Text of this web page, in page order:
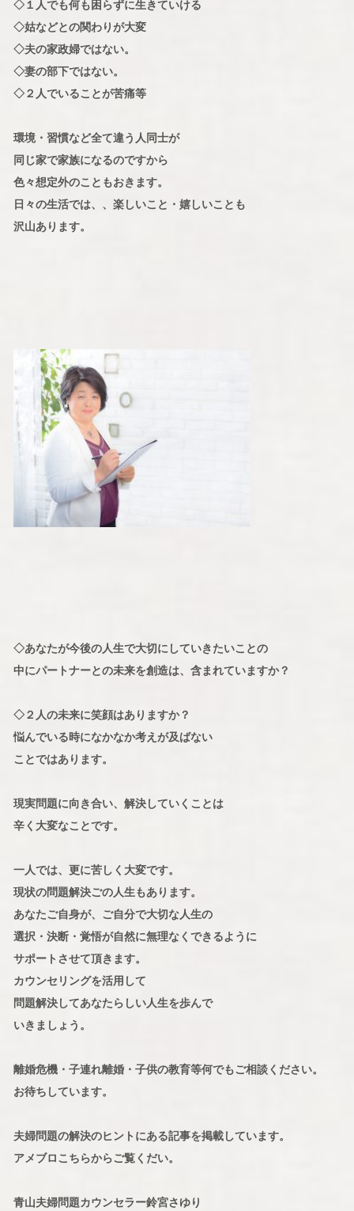
◇１人でも何も困らずに生きていける
◇姑などとの関わりが大変
◇夫の家政婦ではない。
◇妻の部下ではない。
◇２人でいることが苦痛等
環境・習慣など全て違う人同士が
同じ家で家族になるのですから
色々想定外のこともおきます。
日々の生活では、、楽しいこと・嬉しいことも
沢山あります。
◇あなたが今後の人生で大切にしていきたいことの
中にパートナーとの未来を創造は、含まれていますか？
◇２人の未来に笑顔はありますか？
悩んでいる時になかなか考えが及ばない
ことではあります。
現実問題に向き合い、解決していくことは
辛く大変なことです。
一人では、更に苦しく大変です。
現状の問題解決ごの人生もあります。
あなたご自身が、ご自分で大切な人生の
選択・決断・覚悟が自然に無理なくできるように
サポートさせて頂きます。
カウンセリングを活用して
問題解決してあなたらしい人生を歩んで
いきましょう。
離婚危機・子連れ離婚・子供の教育等何でもご相談ください。
お待ちしています。
夫婦問題の解決のヒントにある記事を掲載しています。
アメブロこちらからご覧くだい。
青山夫婦問題カウンセラー鈴宮さゆり